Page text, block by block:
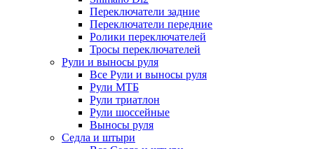
Переключатели задние
Переключатели передние
Ролики переключателей
Тросы переключателей
Рули и выносы руля
Все Рули и выносы руля
Рули МТБ
Рули триатлон
Рули шоссейные
Выносы руля
Седла и штыри